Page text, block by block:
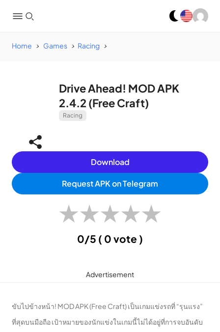
Home Games Racing
Drive Ahead! MOD APK
2.4.2 (Free Craft)
Racing
Download
Request APK on Telegram
★★★★★
0/5 ( 0 vote )
Advertisement
ขับไปข้างหน้า! MOD APK (Free Craft) เป็นเกมแข่งรถที่ “รุนแรง”
ที่สุดบนมือถือเป้าหมายของนักแข่งในเกมนี้ไม่ได้อยู่ที่การจบอันดับ